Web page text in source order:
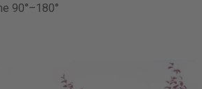
90°–180°